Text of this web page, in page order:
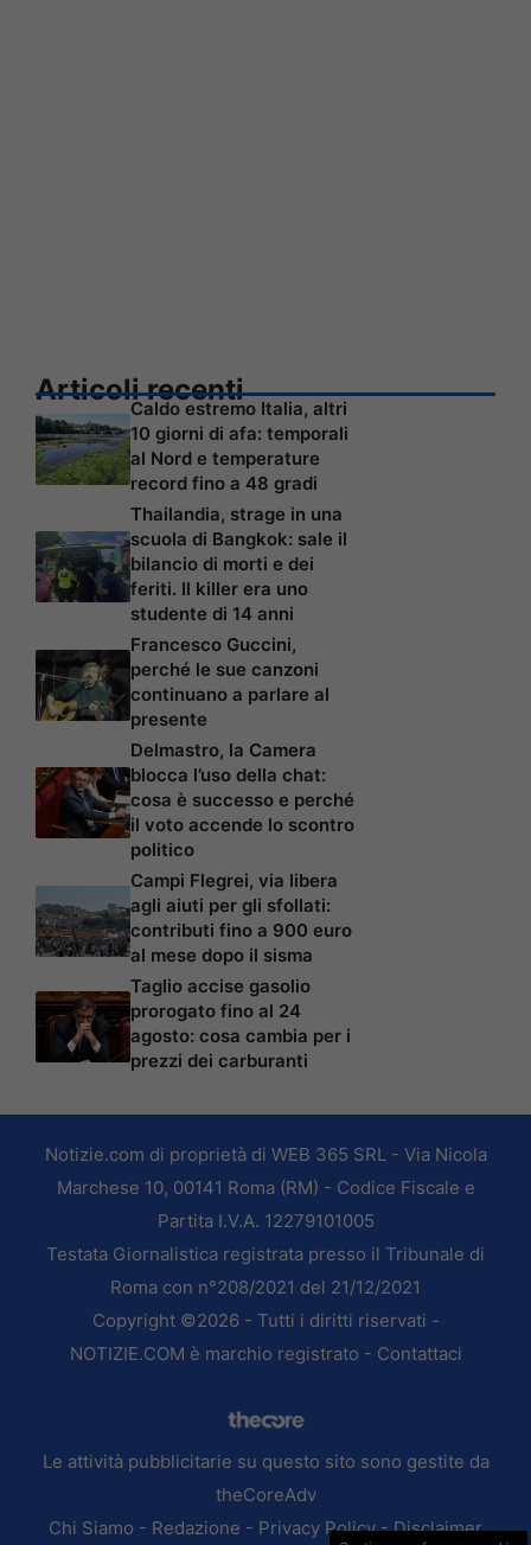
Articoli recenti
Caldo estremo Italia, altri
10 giorni di afa: temporali
al Nord e temperature
record fino a 48 gradi
Thailandia, strage in una
scuola di Bangkok: sale il
bilancio di morti e dei
feriti. Il killer era uno
studente di 14 anni
Francesco Guccini,
perché le sue canzoni
continuano a parlare al
presente
Delmastro, la Camera
blocca l’uso della chat:
cosa è successo e perché
il voto accende lo scontro
politico
Campi Flegrei, via libera
agli aiuti per gli sfollati:
contributi fino a 900 euro
al mese dopo il sisma
Taglio accise gasolio
prorogato fino al 24
agosto: cosa cambia per i
prezzi dei carburanti
Notizie.com di proprietà di WEB 365 SRL - Via Nicola
Marchese 10, 00141 Roma (RM) - Codice Fiscale e
Partita I.V.A. 12279101005
Testata Giornalistica registrata presso il Tribunale di
Roma con n°208/2021 del 21/12/2021
Copyright ©2026 - Tutti i diritti riservati -
NOTIZIE.COM è marchio registrato - Contattaci
Le attività pubblicitarie su questo sito sono gestite da
theCoreAdv
Chi Siamo - Redazione - Privacy Policy-Disclaimer